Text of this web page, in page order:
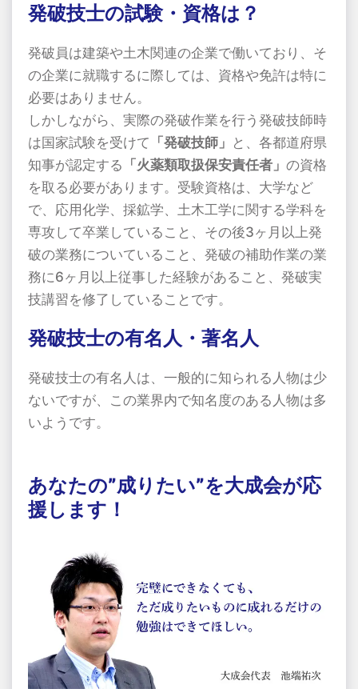
発破技士の試験・資格は？
発破員は建築や土木関連の企業で働いており、そ
の企業に就職するに際しては、資格や免許は特に
必要はありません。
しかしながら、実際の発破作業を行う発破技師時
は国家試験を受けて 「発破技師」 と、各都道府県
知事が認定する 「火薬類取扱保安責任者」 の資格
を取る必要があります。受験資格は、大学など
で、応用化学、採鉱学、土木工学に関する学科を
専攻して卒業していること、その後3ヶ月以上発
破の業務についていること、発破の補助作業の業
務に6ヶ月以上従事した経験があること、発破実
技講習を修了していることです。
発破技士の有名人・著名人
発破技士の有名人は、一般的に知られる人物は少
ないですが、この業界内で知名度のある人物は多
いようです。
あなたの”成りたい”を大成会が応
援します！